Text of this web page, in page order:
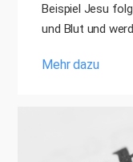
Beispiel Jesu
und Blut und
Mehr dazu